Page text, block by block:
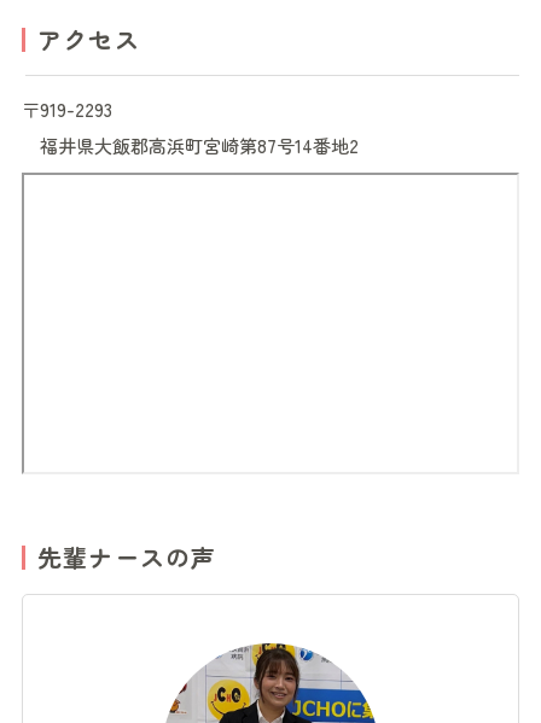
アクセス
〒919-2293
福井県大飯郡高浜町宮崎第87号14番地2
先輩ナースの声